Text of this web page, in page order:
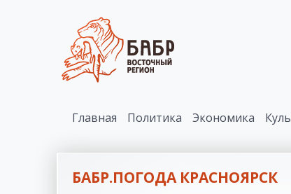
Главная Политика Экономика
БАБР.ПОГОДА КРАСНОЯРСК